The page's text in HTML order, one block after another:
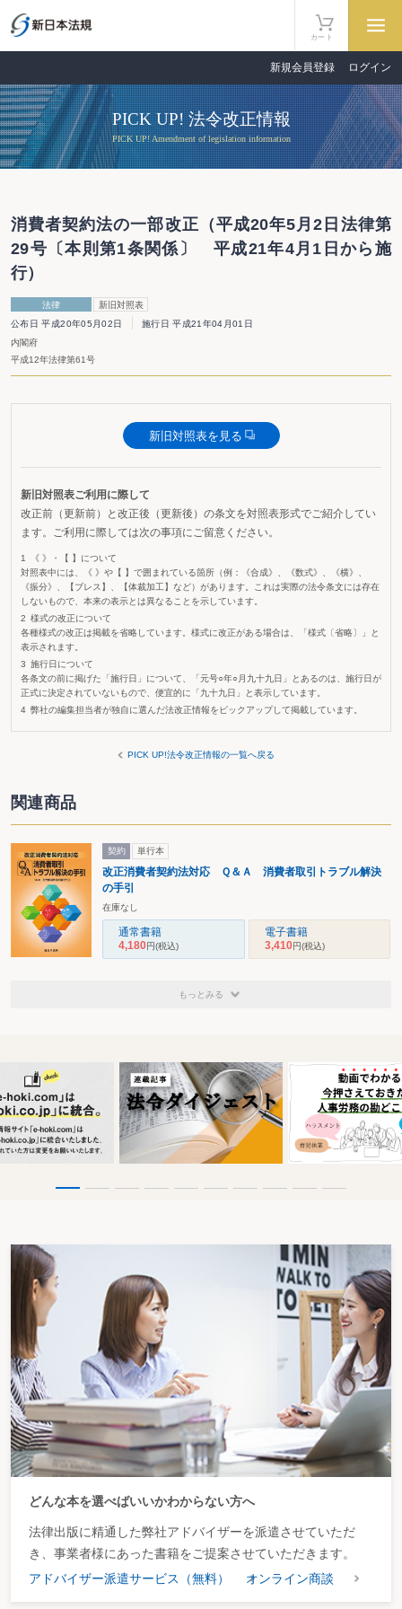
カート
新規会員登録 ログイン
PICK UP! 法令改正情報
PICK UP! Amendment of legislation information
消費者契約法の一部改正（平成20年5月2日法律第
29号〔本則第1条関係〕 平成21年4月1日から施
行）
法律
新旧対照表
公布日 平成20年05月02日
施行日 平成21年04月01日
内閣府
平成12年法律第61号
新旧対照表を見る
新旧対照表ご利用に際して
改正前（更新前）と改正後（更新後）の条文を対照表形式でご紹介してい
ます。ご利用に際しては次の事項にご留意ください。
《 》・【 】について
対照表中には、《 》や【 】で囲まれている箇所（例：《合成》、《数式》、《横》、
《振分》、【ブレス】、【体裁加工】など）があります。これは実際の法令条文には存在
しないもので、本来の表示とは異なることを示しています。
様式の改正について
各種様式の改正は掲載を省略しています。様式に改正がある場合は、「様式〔省略〕」と
表示されます。
施行日について
各条文の前に掲げた「施行日」について、「元号○年○月九十九日」とあるのは、施行日が
正式に決定されていないもので、便宜的に「九十九日」と表示しています。
弊社の編集担当者が独自に選んだ法改正情報をピックアップして掲載しています。
PICK UP!法令改正情報の一覧へ戻る
関連商品
契約 単行本
改正消費者契約法対応 Ｑ＆Ａ 消費者取引トラブル解決
の手引
在庫なし
通常書籍
4,180円(税込)
電子書籍
3,410円(税込)
もっとみる
どんな本を選べばいいかわからない方へ
法律出版に精通した弊社アドバイザーを派遣させていただ
き、事業者様にあった書籍をご提案させていただきます。
アドバイザー派遣サービス（無料）
オンライン商談